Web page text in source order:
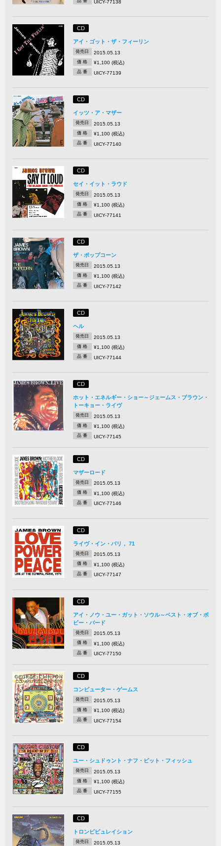
UICY-77138
CD
アイ・ゴット・ザ・フィーリン
発売日 2015.05.13
価 格 ¥1,100 (税込)
品 番 UICY-77139
CD
イッツ・ア・マザー
発売日 2015.05.13
価 格 ¥1,100 (税込)
品 番 UICY-77140
CD
セイ・イット・ラウド
発売日 2015.05.13
価 格 ¥1,100 (税込)
品 番 UICY-77141
CD
ザ・ポップコーン
発売日 2015.05.13
価 格 ¥1,100 (税込)
品 番 UICY-77142
CD
ヘル
発売日 2015.05.13
価 格 ¥1,100 (税込)
品 番 UICY-77144
CD
ホット・エネルギー・ショー～ジェームス・ブラウン・
トーキョー・ライヴ
発売日 2015.05.13
価 格 ¥1,100 (税込)
品 番 UICY-77145
CD
マザーロード
発売日 2015.05.13
価 格 ¥1,100 (税込)
品 番 UICY-77146
CD
ライヴ・イン・パリ， 71
発売日 2015.05.13
価 格 ¥1,100 (税込)
品 番 UICY-77147
CD
アイ・ノウ・ユー・ガット・ソウル～ベスト・オブ・ボ
ビー・バード
発売日 2015.05.13
価 格 ¥1,100 (税込)
品 番 UICY-77150
CD
コンピューター・ゲームス
発売日 2015.05.13
価 格 ¥1,100 (税込)
品 番 UICY-77154
CD
ユー・シュドゥント・ナフ・ビット・フィッシュ
発売日 2015.05.13
価 格 ¥1,100 (税込)
品 番 UICY-77155
CD
トロンビピュレイション
発売日 2015.05.13